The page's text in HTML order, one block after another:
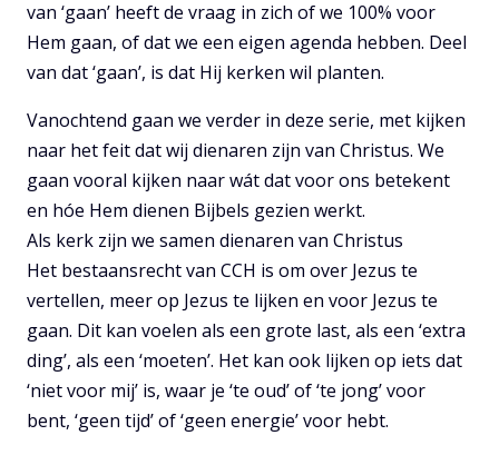
van ‘gaan’ heeft de vraag in zich of we 100% voor
Hem gaan, of dat we een eigen agenda hebben. Deel
van dat ‘gaan’, is dat Hij kerken wil planten.
Vanochtend gaan we verder in deze serie, met kijken
naar het feit dat wij dienaren zijn van Christus. We
gaan vooral kijken naar wát dat voor ons betekent
en hóe Hem dienen Bijbels gezien werkt.
Als kerk zijn we samen dienaren van Christus
Het bestaansrecht van CCH is om over Jezus te
vertellen, meer op Jezus te lijken en voor Jezus te
gaan. Dit kan voelen als een grote last, als een ‘extra
ding’, als een ‘moeten’. Het kan ook lijken op iets dat
‘niet voor mij’ is, waar je ‘te oud’ of ‘te jong’ voor
bent, ‘geen tijd’ of ‘geen energie’ voor hebt.